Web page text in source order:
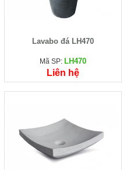
Lavabo đá LH470
Mã SP: LH470
Liên hệ